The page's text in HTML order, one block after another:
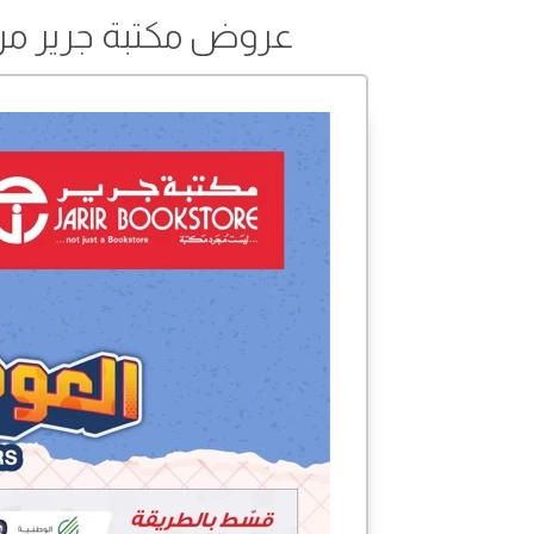
عروض مكتبة جرير من 15 أغسطس إلى 03